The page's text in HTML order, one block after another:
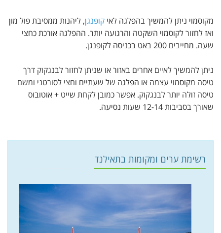
מקוסמוי ניתן להמשיך בהפלגה לאי קופנגן, ליהנות ממסיבת פול מון
ואז לחזור לקוסמוי השקטה והרגועה יותר. ההפלגה אורכת כחצי
שעה. מחייבים 200 באט בכניסה לקופנגן.
ניתן להמשיך לאיים אחרים באזור או שניתן לחזור לבנגקוק דרך
טיסה מקוסמוי עצמה או הפלגה של שעתיים וחצי לסורטני ומשם
טיסה זולה יותר לבנגקוק. אפשר כמובן לקחת שייט + אוטובוס
שאורך בסביבות 12-14 שעות נסיעה.
רשימת ערים ומקומות בתאילנד